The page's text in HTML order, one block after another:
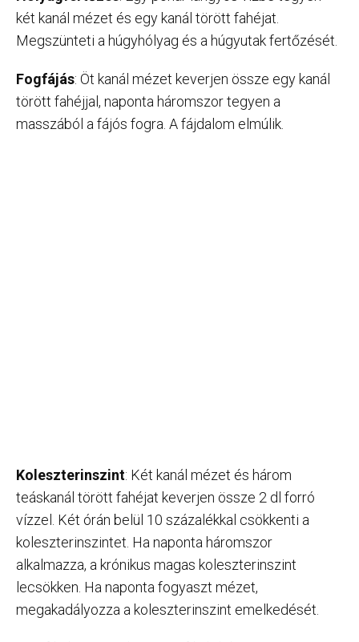
két kanál mézet és egy kanál törött fahéjat.
Megszünteti a húgyhólyag és a húgyutak fertőzését.
Fogfájás: Öt kanál mézet keverjen össze egy kanál
törött fahéjjal, naponta háromszor tegyen a
masszából a fájós fogra. A fájdalom elmúlik.
Koleszterinszint: Két kanál mézet és három
teáskanál törött fahéjat keverjen össze 2 dl forró
vízzel. Két órán belül 10 százalékkal csökkenti a
koleszterinszintet. Ha naponta háromszor
alkalmazza, a krónikus magas koleszterinszint
lecsökken. Ha naponta fogyaszt mézet,
megakadályozza a koleszterinszint emelkedését.